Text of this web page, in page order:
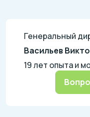
Генеральный
Васильев
19 лет опыта и